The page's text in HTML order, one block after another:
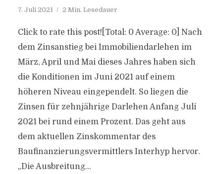
7. Juli 2021 2 Min. Lesedauer
Click to rate this post![Total: 0 Average: 0] Nach
dem Zinsanstieg bei Immobiliendarlehen im
März, April und Mai dieses Jahres haben sich
die Konditionen im Juni 2021 auf einem
höheren Niveau eingependelt. So liegen die
Zinsen für zehnjährige Darlehen Anfang Juli
2021 bei rund einem Prozent. Das geht aus
dem aktuellen Zinskommentar des
Baufinanzierungsvermittlers Interhyp hervor.
„Die Ausbreitung...